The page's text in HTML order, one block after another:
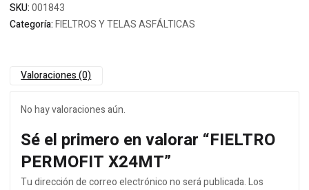
SKU:001843
Categoría:FIELTROS Y TELAS ASFÁLTICAS
Valoraciones (0)
No hay valoraciones aún.
Sé el primero en valorar “FIELTRO
PERMOFIT X24MT”
Tu dirección de correo electrónico no será publicada.Los